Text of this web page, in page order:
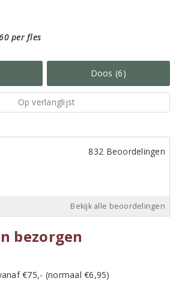
per fles
Doos (6)
Op verlanglijst
832 Beoordelingen
Bekijk alle beoordelingen
bezorgen
€75,- (normaal €6,95)